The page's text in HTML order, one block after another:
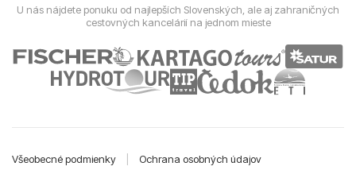
U nás nájdete ponuku od najlepších Slovenských, ale aj zahraničných
cestovných kancelárií na jednom mieste
Všeobecné podmienky Ochrana osobných údajov